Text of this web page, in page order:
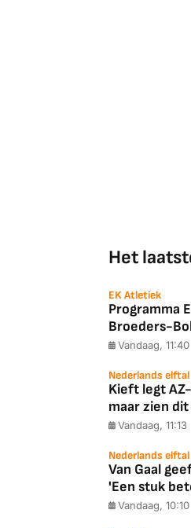
Het
EK Atletiek
Programma
Broeders-
Vandaag, 11:40
Nederlands elftal
Kieft legt
maar zien
Vandaag, 11:13
Nederlands elftal
Van Gaal
'Een stuk
Vandaag, 10:10